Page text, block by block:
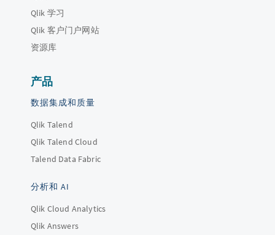
Qlik 学习
Qlik 客户门户网站
资源库
产品
数据集成和质量
Qlik Talend
Qlik Talend Cloud
Talend Data Fabric
分析和 AI
Qlik Cloud Analytics
Qlik Answers